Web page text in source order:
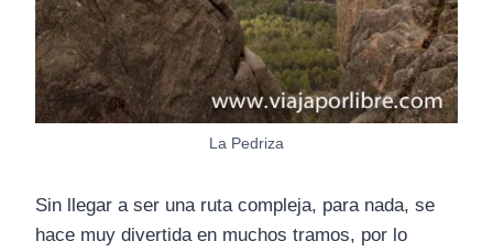
La Pedriza
Sin llegar a ser una ruta compleja, para nada, se
hace muy divertida en muchos tramos, por lo